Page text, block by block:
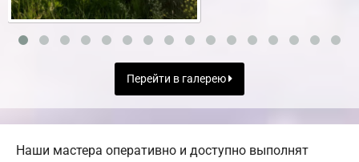
Перейти в галерею
Наши мастера оперативно и доступно выполнят